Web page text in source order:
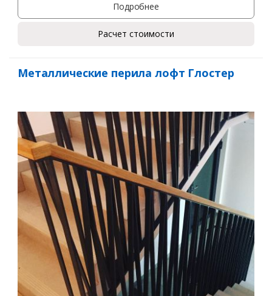
Подробнее
Расчет стоимости
Металлические перила лофт Глостер